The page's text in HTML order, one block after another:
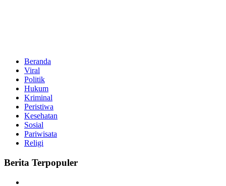
Beranda
Viral
Politik
Hukum
Kriminal
Peristiwa
Kesehatan
Sosial
Pariwisata
Religi
Berita Terpopuler